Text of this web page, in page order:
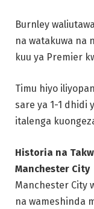
Burnley
na watakuwa na
kuu ya Premier
Timu hiyo
sare ya 1-1 dhidi
italenga
Historia na
Manchester City
Manchester City
na wameshinda